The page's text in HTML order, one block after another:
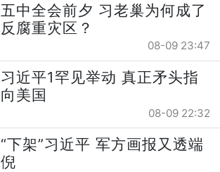
五中全会前夕 习老巢为何成了
反腐重灾区？
08-09 23:47
习近平1罕见举动 真正矛头指
向美国
08-09 22:32
“下架”习近平 军方画报又透端
倪